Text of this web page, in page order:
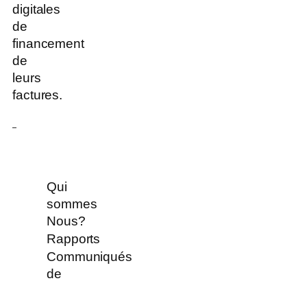
digitales
de
financement
de
leurs
factures.
Qui
sommes
Nous?
Rapports
Communiqués
de